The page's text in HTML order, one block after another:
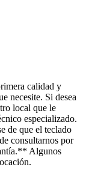
calidad y
necesite. Si desea
local que le
especializado.
de que el teclado
consultarnos por
Algunos